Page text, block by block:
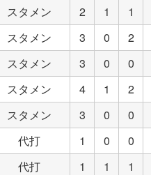
スタメン 2 1
1
スタメン 3 0
2
スタメン 3 0
0
スタメン 4 1
2
スタメン 3 0
0
代打 1 0
0
代打 1 1
1